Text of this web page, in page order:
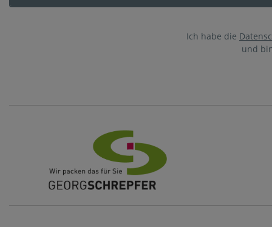
Ich habe die
und